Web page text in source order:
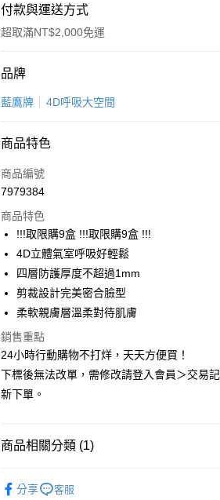
付款與運送方式
超取滿NT$2,000免運
付款方式
信用卡一次付款
Apple Pay
悠遊付
Google Pay
全盈+PAY
AFTEE先享後付
【關於「AFTEE先享後付」】
AFTEE先享後付是「在收到商品之後才付款」的支
便利好安心！
１．簡單：不需註冊會員、不需綁卡、不需儲值。
２．便利：只要手機號碼，簡訊認證，即可結帳。
【「AFTEE先享後付」結帳流程】
１．於結帳方式選擇「AFTEE先享後付」後，將跳
３．收到繳費通知簡訊後14天內，點擊此簡訊中的
ATM付款
運送方式
每筆NT$60，滿NT$2,000(含以上)免運費
付款後全家取貨
品牌
藍鷹牌 4D呼吸大空間
商品特色
商品編號
7979384
商品特色
!!!取限購9盒 !!!取限購9盒 !!!
4D立體氣室呼吸好輕鬆
四層防護厚度不超過1mm
剪裁設計完美密合臉型
柔軟親膚層溫柔對待肌膚
銷售重點
24小時行動購物不打烊，天天方便買！
下標後無法改單，需修改請登入會員＞交易
新下單。
商品相關分類 (1)
｜30入
分享 客服